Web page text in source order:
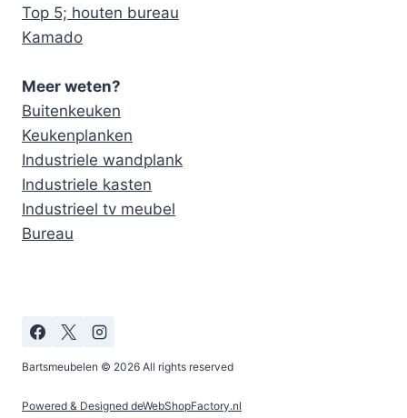
Top 5; houten bureau
Kamado
Meer weten?
Buitenkeuken
Keukenplanken
Industriele wandplank
Industriele kasten
Industrieel tv meubel
Bureau
Bartsmeubelen © 2026 All rights reserved
Powered & Designed deWebShopFactory.nl